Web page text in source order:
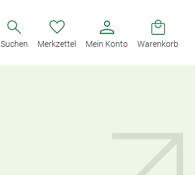
Suchen Merkzettel Mein Konto Warenkorb